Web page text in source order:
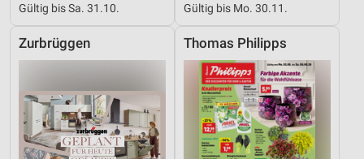
Gültig bis Sa. 31.10. Gültig bis Mo. 30.11.
Zurbrüggen Thomas Philipps